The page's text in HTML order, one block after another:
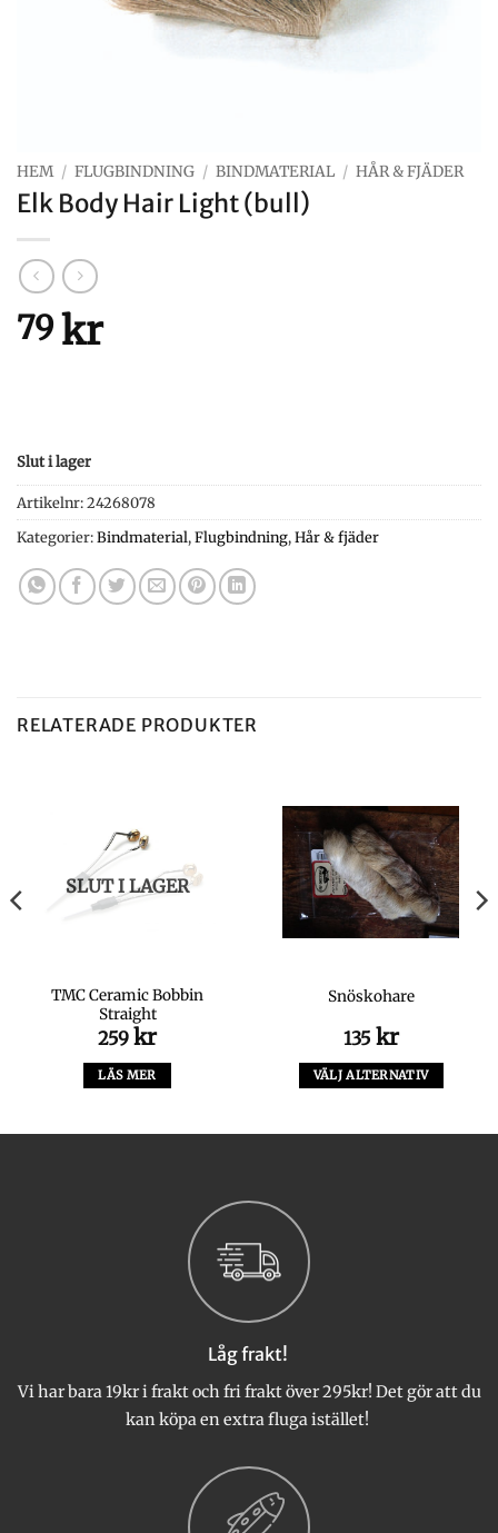
HEM / FLUGBINDNING / BINDMATERIAL / HÅR & FJÄDER
Elk Body Hair Light (bull)
79kr
Slut i lager
Artikelnr:24268078
Kategorier:Bindmaterial,Flugbindning,Hår & fjäder
RELATERADE PRODUKTER
SLUT I LAGER
TMC Ceramic Bobbin
Straight
259 kr
LÄS MER
Snöskohare
135 kr
VÄLJ ALTERNATIV
produktsidan
Låg frakt!
Vi har bara 19kr i frakt och fri frakt över 295kr! Det gör att du
kan köpa en extra fluga istället!